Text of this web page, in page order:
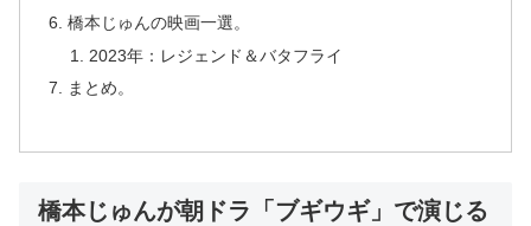
橋本じゅんの映画一選。
2023年：レジェンド＆バタフライ
まとめ。
橋本じゅんが朝ドラ「ブギウギ」で演じる